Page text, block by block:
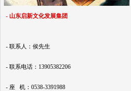
- 山东启新文化发展集团
- 联系人：侯先生
- 联系电话：13905382206
- 座 机：0538-3391988